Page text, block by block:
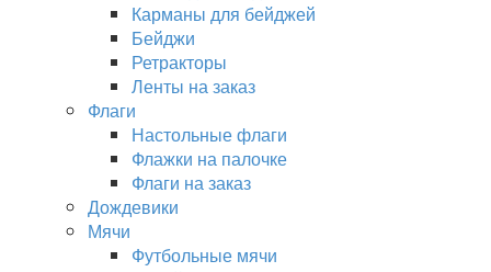
Карманы для бейджей
Бейджи
Ретракторы
Ленты на заказ
Флаги
Настольные флаги
Флажки на палочке
Флаги на заказ
Дождевики
Мячи
Футбольные мячи